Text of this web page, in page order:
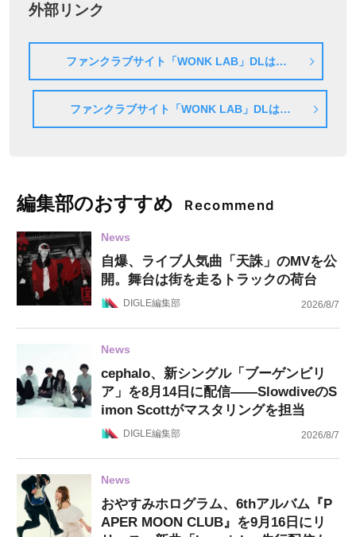
外部リンク
ファンクラブサイト「WONK LAB」DLはこ
ファンクラブサイト「WONK LAB」DLはこ
編集部のおすすめ Recommend
News
自爆、ライブ人気曲「天誅」のMVを公
開。舞台は街を走るトラックの荷台
DIGLE編集部 2026/8/7
News
cephalo、新シングル「ブーゲンビリ
ア」を8月14日に配信——SlowdiveのS
imon Scottがマスタリングを担当
DIGLE編集部 2026/8/7
News
おやすみホログラム、6thアルバム『P
APER MOON CLUB』を9月16日にリ